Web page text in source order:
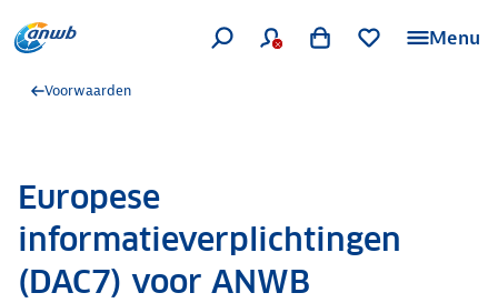
Menu
Voorwaarden
Europese
informatieverplichtingen
(DAC7) voor ANWB